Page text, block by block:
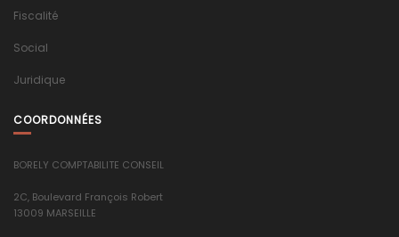
Fiscalité
Social
Juridique
COORDONNÉES
BORELY COMPTABILITE CONSEIL
2C, Boulevard François Robert
13009 MARSEILLE